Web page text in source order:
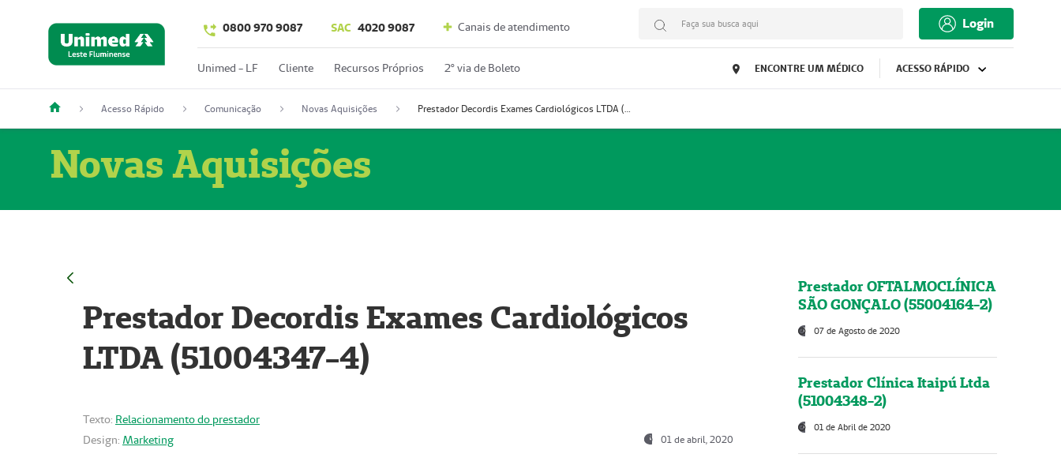
0800 970 9087 SAC 4020 9087 Canais de atendimento Faça sua busca aqui Login
Unimed - LF Cliente Recursos Próprios 2º via de Boleto ENCONTRE UM MÉDICO ACESSO RÁPIDO
Acesso Rápido Comunicação Novas Aquisições Prestador Decordis Exames Cardiológicos LTDA (51004347-4)
Novas Aquisições
Prestador Decordis Exames Cardiológicos
LTDA (51004347-4)
Texto: Relacionamento do prestador
Design: Marketing 01 de abril, 2020
Prestador OFTALMOCLÍNICA
SÃO GONÇALO (55004164-2)
07 de Agosto de 2020
Prestador Clínica Itaipú Ltda
(51004348-2)
01 de Abril de 2020